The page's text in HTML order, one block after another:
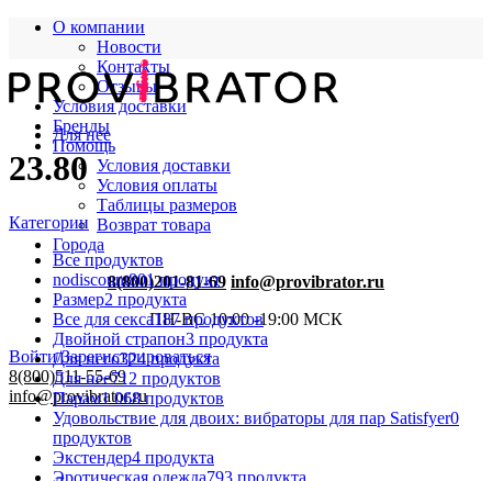
О компании
Новости
Контакты
Отзывы
Условия доставки
Бренды
Помощь
Условия доставки
Условия оплаты
Таблицы размеров
Возврат товара
Города
8(800)201-81-69 info@provibrator.ru
ПН-ВС 10:00 -19:00 МСК
Войти/Зарегистрироваться
8(800)511-55-69
info@provibrator.ru
Для нее
23.80
Категории
Все продуктов
nodiscount801 продукт
Размер2 продукта
Все для секса187 продуктов
Двойной страпон3 продукта
Для него324 продукта
Для нее712 продуктов
Парам1 068 продуктов
Удовольствие для двоих: вибраторы для пар Satisfyer0
продуктов
Экстендер4 продукта
Эротическая одежда793 продукта